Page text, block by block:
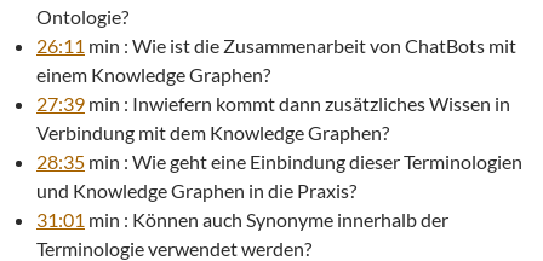
Ontologie?
26:11 min : Wie ist die Zusammenarbeit von ChatBots mit
einem Knowledge Graphen?
27:39 min : Inwiefern kommt dann zusätzliches Wissen in
Verbindung mit dem Knowledge Graphen?
28:35 min : Wie geht eine Einbindung dieser Terminologien
und Knowledge Graphen in die Praxis?
31:01 min : Können auch Synonyme innerhalb der
Terminologie verwendet werden?